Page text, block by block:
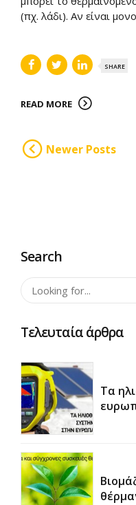
(πχ. λάδι). Αν είναι
SHARE
READ MORE
Newer Posts
Search
Τελευταία άρθρα
Τα